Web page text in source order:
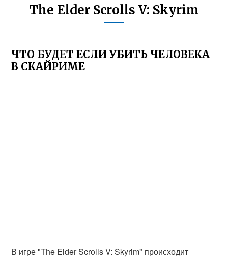
The Elder Scrolls V: Skyrim
ЧТО БУДЕТ ЕСЛИ УБИТЬ ЧЕЛОВЕКА
В СКАЙРИМЕ
В игре "The Elder Scrolls V: Skyrim" происходит